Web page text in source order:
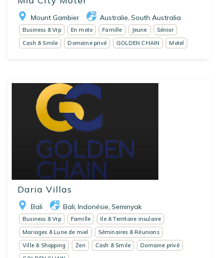
Mount Gambier Australie South Australia
Business & Vrp En moto Famille Jeune
Sénior
Cash & Smile
Domaine privé GOLDEN CHAIN Motel
Daria Villas
Bali Bali Indonésie Seminyak
Business & Vrp Famille
Ile & Territoire insulaire
Mariages & Lune de miel
Séminaires & Réunions
Ville & Shopping
Zen Cash & Smile
Domaine privé